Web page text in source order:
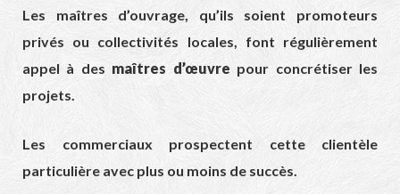
Les maîtres d’ouvrage, qu’ils soient promoteurs
privés ou collectivités locales, font régulièrement
appel à des maîtres d’œuvre pour concrétiser les
projets.
Les commerciaux prospectent cette clientèle
particulière avec plus ou moins de succès.